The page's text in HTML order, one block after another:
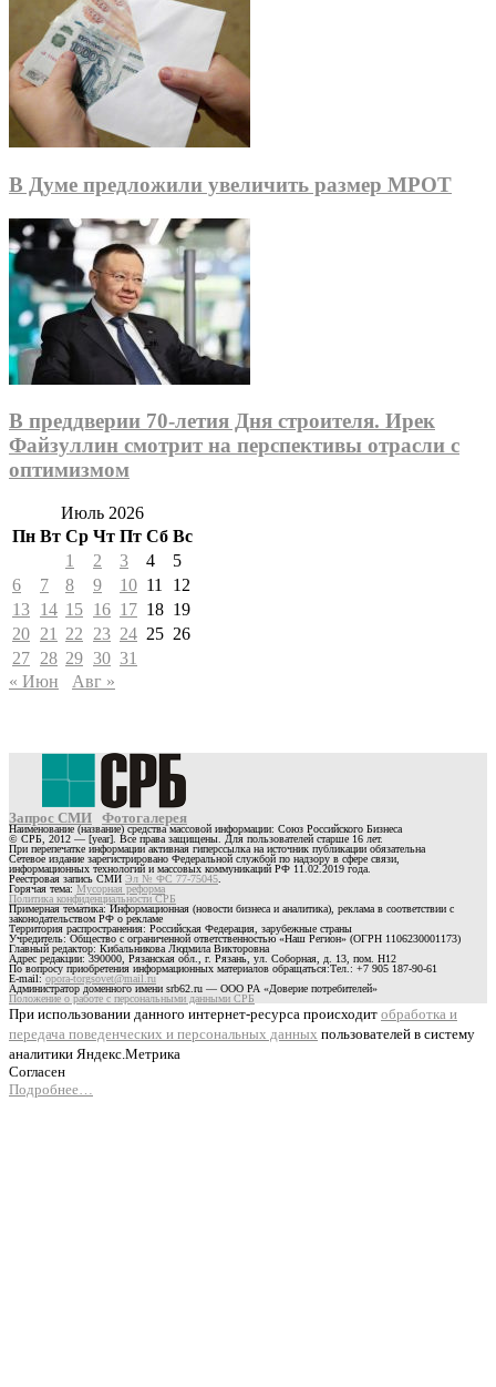
В Думе предложили увеличить размер МРОТ
В преддверии 70-летия Дня строителя. Ирек
Файзуллин смотрит на перспективы отрасли с
оптимизмом
Июль 2026
Пн Вт Ср Чт Пт Сб Вс
1
2 3 4
5
6
7 8 9 10 11
12
13 14 15 16 17 18 19
20 21 22 23 24 25 26
27 28 29 30 31
« Июн
Авг »
Запрос СМИ Фотогалерея
Наименование (название) средства массовой информации: Союз Российского Бизнеса
© СРБ, 2012 — [year]. Все права защищены. Для пользователей старше 16 лет.
При перепечатке информации активная гиперссылка на источник публикации обязательна
Сетевое издание зарегистрировано Федеральной службой по надзору в сфере связи,
информационных технологий и массовых коммуникаций РФ 11.02.2019 года.
Реестровая запись СМИ Эл № ФС 77-75045
Горячая тема: Мусорная реформа
Политика конфиденциальности СРБ
Примерная тематика: Информационная (новости бизнеса и аналитика), реклама в соответствии с
законодательством РФ о рекламе
Территория распространения: Российская Федерация, зарубежные страны
Учредитель: Общество с ограниченной ответственностью «Наш Регион» (ОГРН 1106230001173)
Главный редактор: Кибальникова Людмила Викторовна
Адрес редакции: 390000, Рязанская обл., г. Рязань, ул. Соборная, д. 13, пом. Н12
По вопросу приобретения информационных материалов обращаться:Тел.: +7 905 187-90-61
E-mail:opora-torgsovet@mail.ru
Администратор доменного имени srb62.ru — ООО РА «Доверие потребителей»
Положение о работе с персональными данными СРБ
При использовании данного интернет-ресурса происходит обработка и
передача поведенческих и персональных данных пользователей в систему
аналитики Яндекс.Метрика
Согласен
Подробнее…